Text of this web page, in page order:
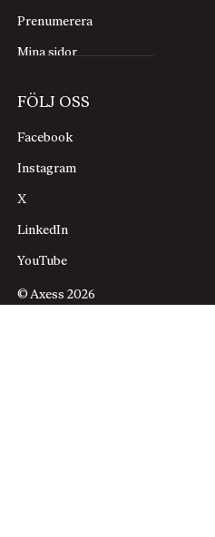
Prenumerera
Mina sidor
FÖLJ OSS
Facebook
Instagram
X
LinkedIn
YouTube
© Axess 2026